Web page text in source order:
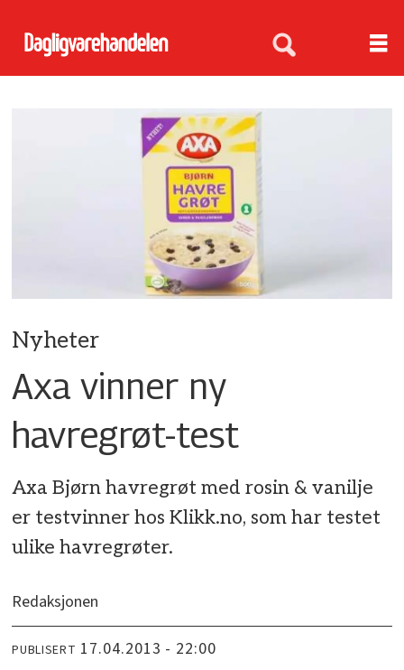
Nyheter
Axa vinner ny
havregrøt-test
Axa Bjørn havregrøt med rosin & vanilje
er testvinner hos Klikk.no, som har testet
ulike havregrøter.
Redaksjonen
PUBLISERT 17.04.2013 - 22:00